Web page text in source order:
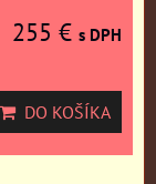
255 € s DPH
DO KOŠÍKA